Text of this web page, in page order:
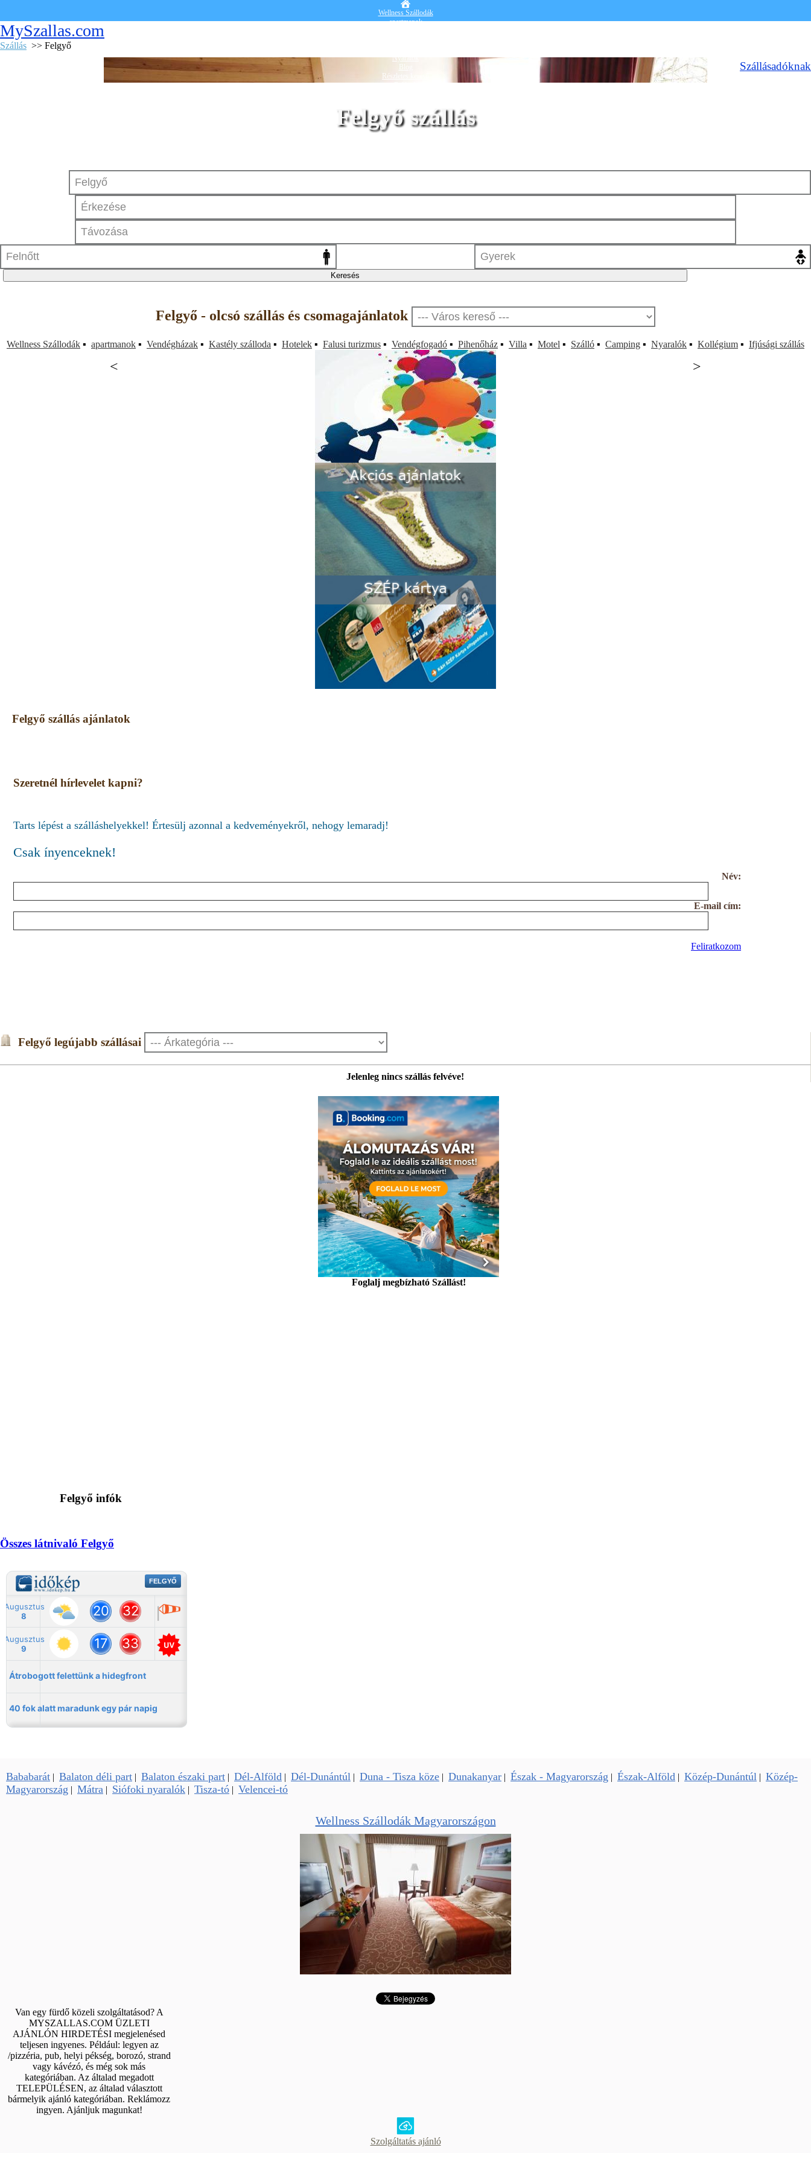
Wellness Szállodák
apartmanok
Nyaralók
Részletes kereső
MySzallas.com
Szállás >> Felgyő
Szállásadóknak
Felgyő szállás
< >
Felgyő - olcsó szállás és csomagajánlatok
Wellness Szállodák ▪ apartmanok ▪ Vendégházak ▪ Kastély szálloda ▪ Hotelek ▪ Falusi turizmus ▪ Vendégfogadó ▪ Pihenőház ▪ Villa ▪ Motel ▪ Szálló ▪ Camping ▪ Nyaralók ▪ Kollégium ▪ Ifjúsági szállás
Felgyő szállás ajánlatok
Szeretnél hírlevelet kapni?
Tarts lépést a szálláshelyekkel! Értesülj azonnal a kedveményekről, nehogy lemaradj!
Csak ínyenceknek!
Név:
E-mail cím:
Feliratkozom
Felgyő legújabb szállásai
Jelenleg nincs szállás felvéve!
Foglalj megbízható Szállást!
Felgyő infók
Összes látnivaló Felgyő
Bababarát | Balaton déli part | Balaton északi part | Dél-Alföld | Dél-Dunántúl | Duna - Tisza köze | Dunakanyar | Észak - Magyarország | Észak-Alföld | Közép-Dunántúl | Közép-
Magyarország | Mátra | Siófoki nyaralók | Tisza-tó | Velencei-tó
Wellness Szállodák Magyarországon
Van egy fürdő közeli szolgáltatásod? A
MYSZALLAS.COM ÜZLETI
AJÁNLÓN HIRDETÉSI megjelenésed
teljesen ingyenes. Például: legyen az
/pizzéria, pub, helyi pékség, borozó, strand
vagy kávézó, és még sok más
kategóriában. Az általad megadott
TELEPÜLÉSEN, az általad választott
bármelyik ajánló kategóriában. Reklámozz
ingyen. Ajánljuk magunkat!
Szolgáltatás ajánló